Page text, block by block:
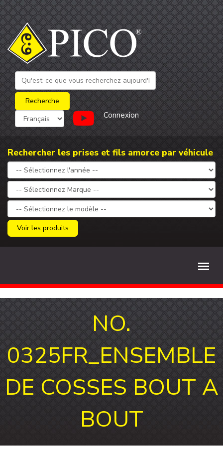
Connexion
Rechercher les prises et fils amorce par véhicule
Voir les produits
NO.
0325FR_ENSEMBLE
DE COSSES BOUT A
BOUT